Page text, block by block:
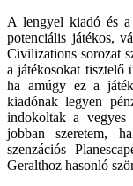
A lengyel kiadó és
potenciális játékos,
Civilizations sorozat
a játékosokat tisztelő
ha amúgy ez a
kiadónak legyen
indokoltak a vegyes
jobban szeretem,
szenzációs
Geralthoz hasonló